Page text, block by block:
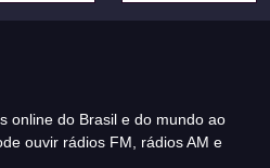
online do Brasil e do mundo ao
ouvir rádios FM, rádios AM e